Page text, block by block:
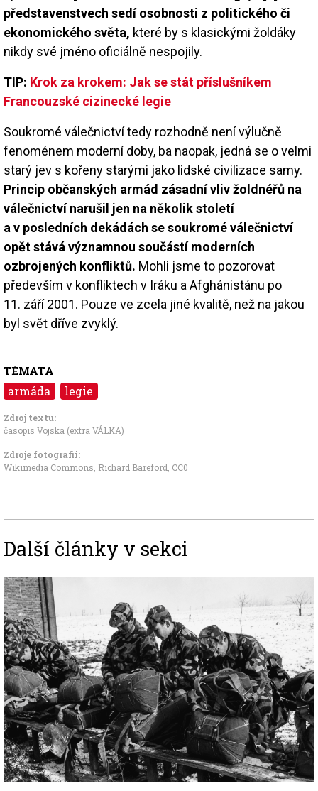
představenstvech sedí osobnosti z politického či
ekonomického světa, které by s klasickými žoldáky
nikdy své jméno oficiálně nespojily.
TIP: Krok za krokem: Jak se stát příslušníkem
Francouzské cizinecké legie
Soukromé válečnictví tedy rozhodně není výlučně
fenoménem moderní doby, ba naopak, jedná se o velmi
starý jev s kořeny starými jako lidské civilizace samy.
Princip občanských armád zásadní vliv žoldnéřů na
válečnictví narušil jen na několik století
a v posledních dekádách se soukromé válečnictví
opět stává významnou součástí moderních
ozbrojených konfliktů. Mohli jsme to pozorovat
především v konfliktech v Iráku a Afghánistánu po
11. září 2001. Pouze ve zcela jiné kvalitě, než na jakou
byl svět dříve zvyklý.
TÉMATA
armáda legie
Zdroj textu:
časopis Vojska (extra VÁLKA)
Zdroje fotografii:
Wikimedia Commons, Richard Bareford CC0
Další články v sekci
Image